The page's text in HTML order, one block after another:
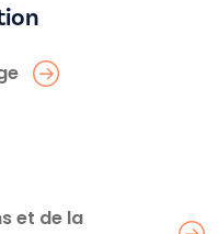
et de la